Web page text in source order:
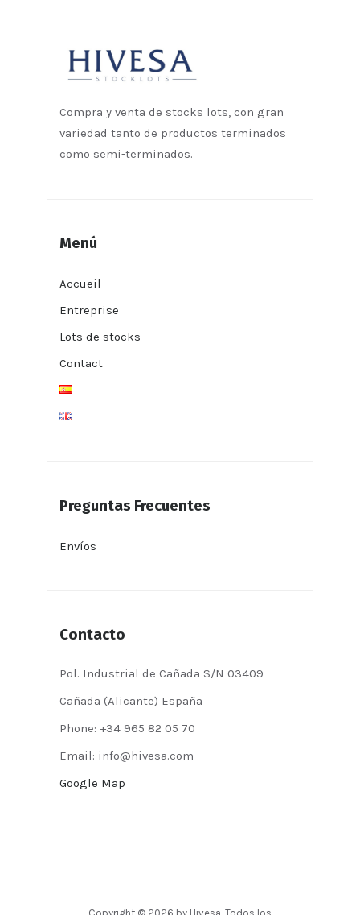
Compra y venta de stocks lots, con gran
variedad tanto de productos terminados
como semi-terminados.
Menú
Accueil
Entreprise
Lots de stocks
Contact
Preguntas Frecuentes
Envíos
Contacto
Pol. Industrial de Cañada S/N 03409
Cañada (Alicante) España
Phone: +34 965 82 05 70
Email: info@hivesa.com
Google Map